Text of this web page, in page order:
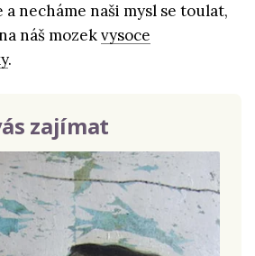
a necháme naši mysl se toulat,
náš mozekvysoce
.
zajímat